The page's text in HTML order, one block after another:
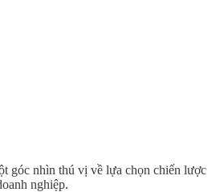
góc nhìn thú vị về lựa chọn chiến lược
nghiệp.